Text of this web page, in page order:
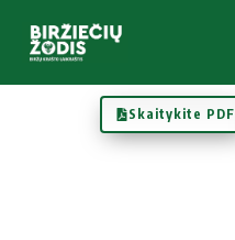
Skaitykite PDF